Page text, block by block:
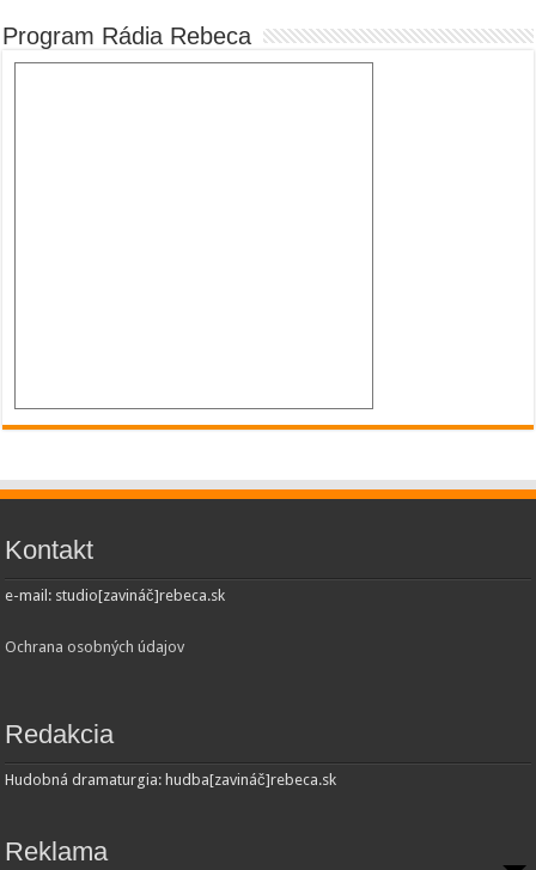
Program Rádia Rebeca
Kontakt
e-mail: studio[zavináč]rebeca.sk
Ochrana osobných údajov
Redakcia
Hudobná dramaturgia: hudba[zavináč]rebeca.sk
Reklama